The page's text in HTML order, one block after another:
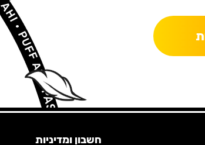
•RELAX, KAPARA •RELAX, KAPARA •